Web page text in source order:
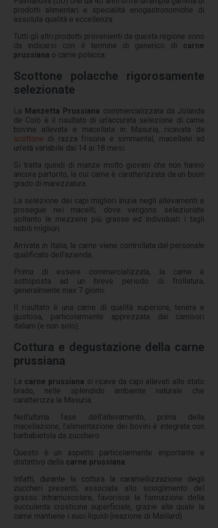
prodotti alimentari e specialità enogastronomiche di
assoluta qualità e eccellenza.
Tutti gli altri prodotti provenienti da questa regione sono
da indicarsi con il termine di generico di carne
prussiana o carne polacca.
Scottone polacche rigorosamente
selezionate
La Manzetta Prussiana commercializzata da Jolanda
de Colò è il risultato di un’accurata selezione di carne
bovina allevata e macellata in Masuria, ricavata da
scottone di razza frisona e simmental, macellate ad
un’età variabile dai 14 ai 18 mesi.
Si tratta quindi di manze molto giovani che non hanno
ancora partorito, la cui carne è caratterizzata da un buon
grado di marezzatura.
La selezione dei capi migliori inizia negli allevamenti e
prosegue nei macelli, dove vengono selezionate
soltanto le mezzene più grasse ed individuati i tagli
nobili migliori.
Arrivata in Italia, la carne viene controllata dal personale
qualificato dell’azienda.
Prima di essere commercializzata, la carne è
sottoposta ad un breve periodo di frollatura,
generalmente max 7 giorni.
Il risultato è una carne di qualità superiore, tenera e
gustosa, particolarmente apprezzata dai carnivori
italiani (e non solo)..
Cottura e degustazione della carne
prussiana
La carne prussiana si ricava da capi allevati allo stato
brado, nelle splendido ambiente naturale che
caratterizza la Masuria.
Nell’ultima fase dell’allevamento, prima della
macellazione, l’alimentazione dei bovini è integrata con
barbabietola da zucchero.
Questo è un aspetto particolarmente importante e
distintivo della carne prussiana.
Infatti, durante la cottura la caramellizzazione degli
zuccheri presenti, associata allo scioglimento del
grasso intramuscolare, favorisce la formazione della
succulenta crosticina superficiale, grazie alla quale la
carne mantiene i suoi liquidi (reazione di Maillard)